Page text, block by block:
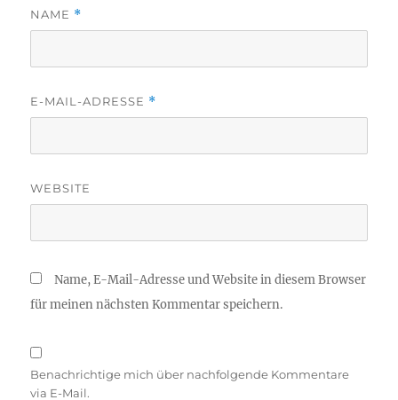
NAME *
E-MAIL-ADRESSE *
WEBSITE
Name, E-Mail-Adresse und Website in diesem Browser
für meinen nächsten Kommentar speichern.
Benachrichtige mich über nachfolgende Kommentare
via E-Mail.